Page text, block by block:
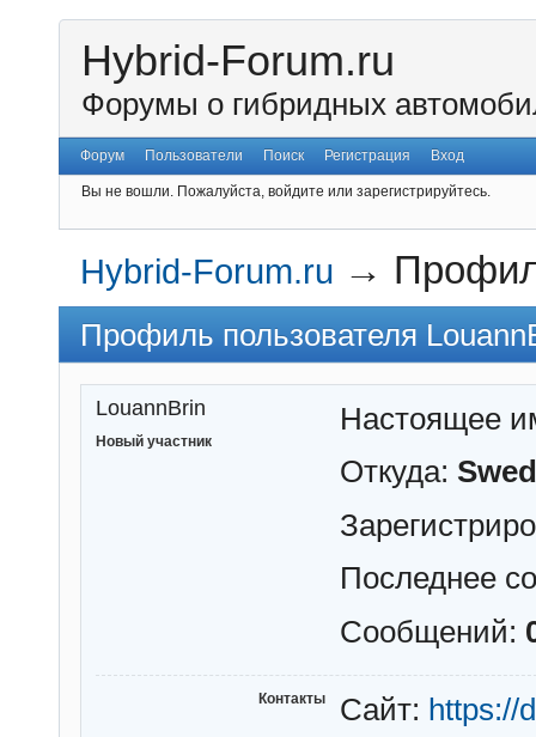
Hybrid-Forum.ru
Форумы о гибридных
Форум Пользователи Поиск Регистрация Вход
Вы не вошли. Пожалуйста, войдите или зарегистрируйтесь.
Hybrid-Forum.ru →
Профиль пользователя
LouannBrin
Новый участник
Настоящее
Откуда:
Последнее
Сообщений:
Контакты Сайт: https://